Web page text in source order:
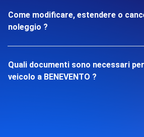
Come modificare, estendere o
noleggio ?
Quali documenti sono necessari
veicolo a BENEVENTO ?